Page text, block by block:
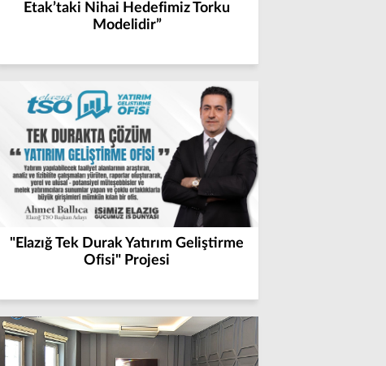
Etak’taki Nihai Hedefimiz Torku
Modelidir”
"Elazığ Tek Durak Yatırım Geliştirme
Ofisi" Projesi